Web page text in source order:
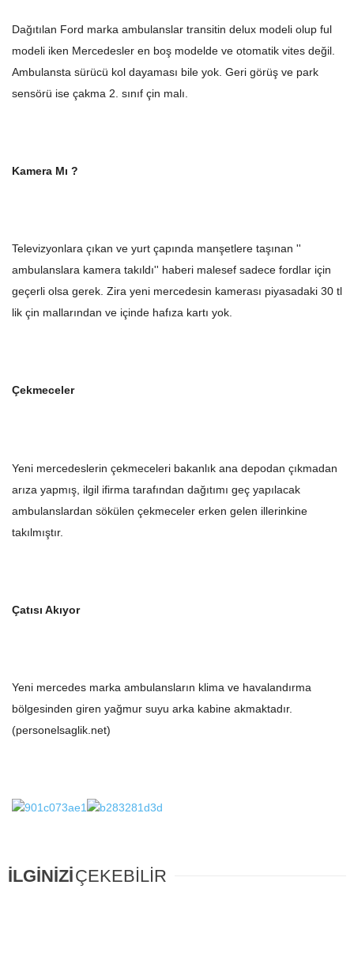
Dağıtılan Ford marka ambulanslar transitin delux modeli olup ful
modeli iken Mercedesler en boş modelde ve otomatik vites değil.
Ambulansta sürücü kol dayaması bile yok. Geri görüş ve park
sensörü ise çakma 2. sınıf çin malı.
Kamera Mı ?
Televizyonlara çıkan ve yurt çapında manşetlere taşınan ''
ambulanslara kamera takıldı'' haberi malesef sadece fordlar için
geçerli olsa gerek. Zira yeni mercedesin kamerası piyasadaki 30 tl
lik çin mallarından ve içinde hafıza kartı yok.
Çekmeceler
Yeni mercedeslerin çekmeceleri bakanlık ana depodan çıkmadan
arıza yapmış, ilgil ifirma tarafından dağıtımı geç yapılacak
ambulanslardan sökülen çekmeceler erken gelen illerinkine
takılmıştır.
Çatısı Akıyor
Yeni mercedes marka ambulansların klima ve havalandırma
bölgesinden giren yağmur suyu arka kabine akmaktadır.
(personelsaglik.net)
İLGİNİZİÇEKEBİLİR